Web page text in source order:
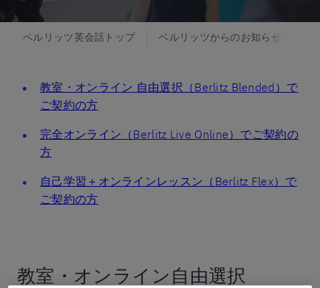
ベルリッツ英会話トップ ベルリッツからのお知らせ
教室・オンライン 自由選択（Berlitz Blended）で
ご契約の方
完全オンライン（Berlitz Live Online）でご契約の
方
自己学習＋オンラインレッスン（Berlitz Flex）で
ご契約の方
教室・オンライン自由選択